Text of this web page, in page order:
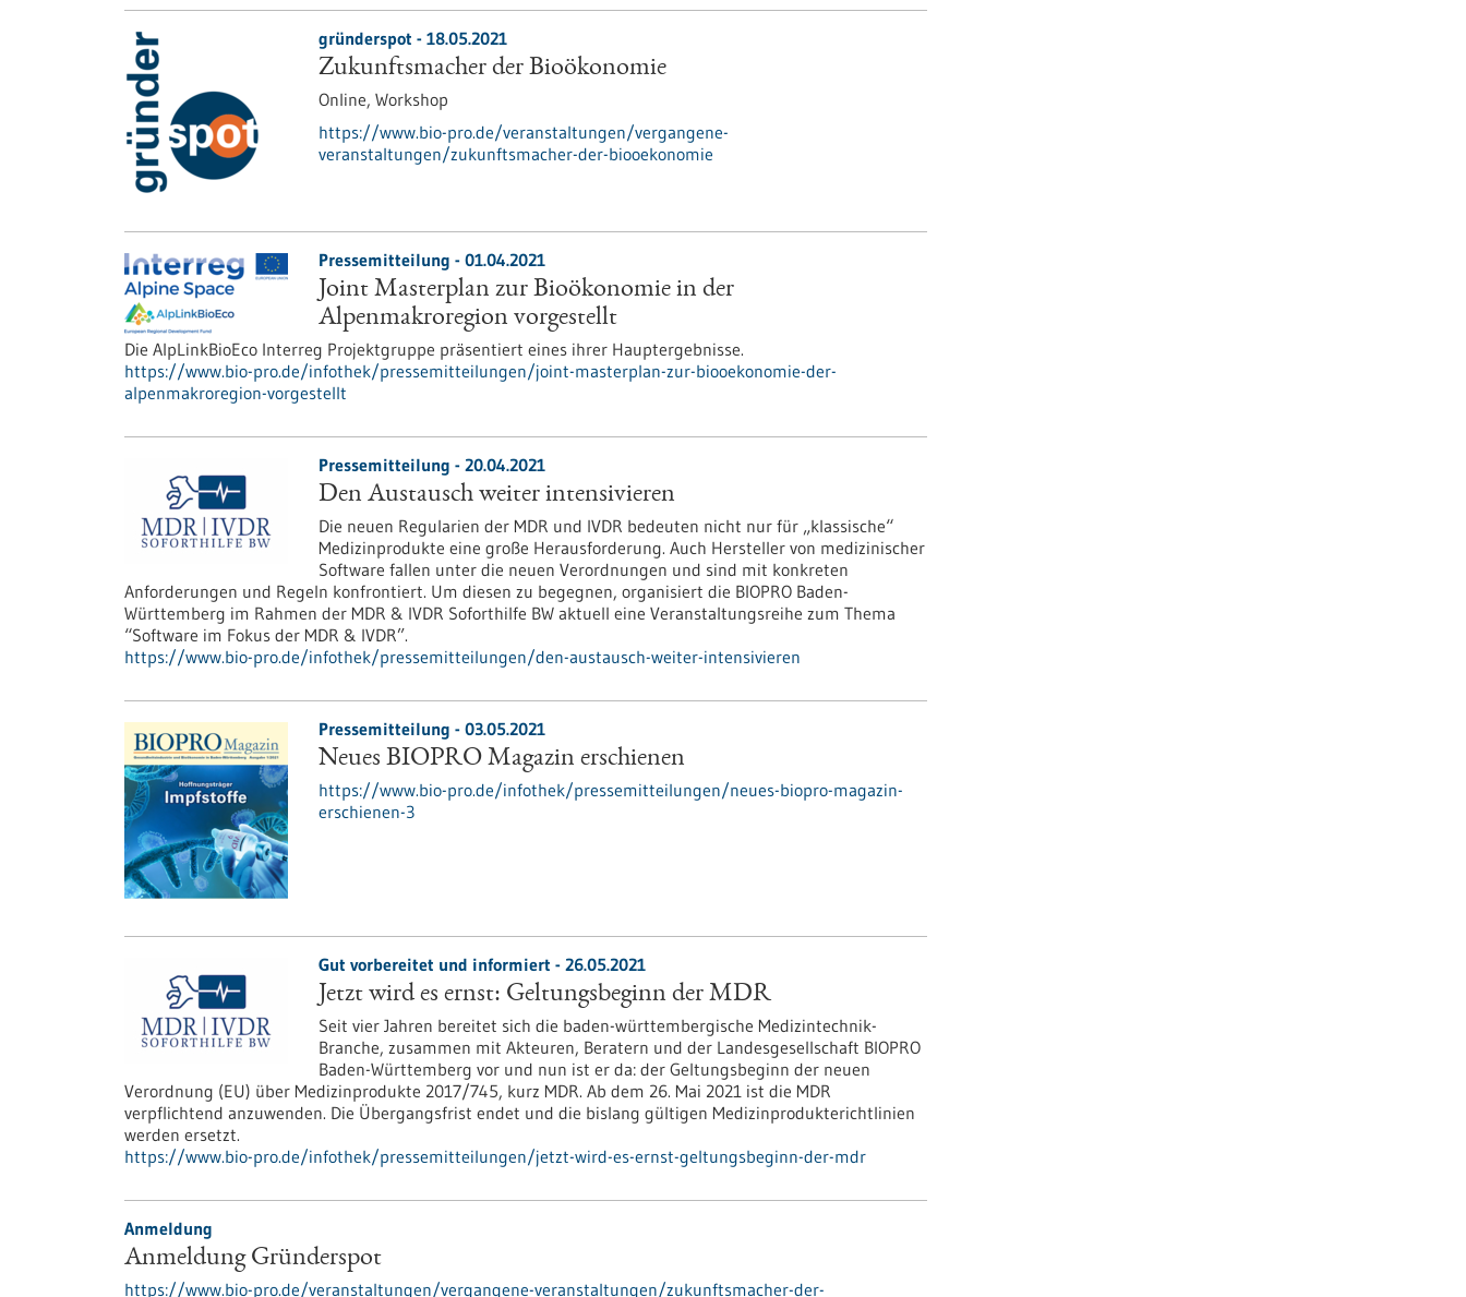
gründerspot - 18.05.2021
Zukunftsmacher der Bioökonomie
Online, Workshop
https://www.bio-pro.de/veranstaltungen/vergangene-
veranstaltungen/zukunftsmacher-der-biooekonomie
Pressemitteilung - 01.04.2021
Joint Masterplan zur Bioökonomie in der
Alpenmakroregion vorgestellt
Die AlpLinkBioEco Interreg Projektgruppe präsentiert eines ihrer Hauptergebnisse.
https://www.bio-pro.de/infothek/pressemitteilungen/joint-masterplan-zur-biooekonomie-der-
alpenmakroregion-vorgestellt
Pressemitteilung - 20.04.2021
Den Austausch weiter intensivieren
Die neuen Regularien der MDR und IVDR bedeuten nicht nur für „klassische“
Medizinprodukte eine große Herausforderung. Auch Hersteller von medizinischer
Software fallen unter die neuen Verordnungen und sind mit konkreten
Anforderungen und Regeln konfrontiert. Um diesen zu begegnen, organisiert die BIOPRO Baden-
Württemberg im Rahmen der MDR & IVDR Soforthilfe BW aktuell eine Veranstaltungsreihe zum Thema
“Software im Fokus der MDR & IVDR”.
https://www.bio-pro.de/infothek/pressemitteilungen/den-austausch-weiter-intensivieren
Pressemitteilung - 03.05.2021
Neues BIOPRO Magazin erschienen
https://www.bio-pro.de/infothek/pressemitteilungen/neues-biopro-magazin-
erschienen-3
Gut vorbereitet und informiert - 26.05.2021
Jetzt wird es ernst: Geltungsbeginn der MDR
Seit vier Jahren bereitet sich die baden-württembergische Medizintechnik-
Branche, zusammen mit Akteuren, Beratern und der Landesgesellschaft BIOPRO
Baden-Württemberg vor und nun ist er da: der Geltungsbeginn der neuen
Verordnung (EU) über Medizinprodukte 2017/745, kurz MDR. Ab dem 26. Mai 2021 ist die MDR
verpflichtend anzuwenden. Die Übergangsfrist endet und die bislang gültigen Medizinprodukterichtlinien
werden ersetzt.
https://www.bio-pro.de/infothek/pressemitteilungen/jetzt-wird-es-ernst-geltungsbeginn-der-mdr
Anmeldung
Anmeldung Gründerspot
https://www.bio-pro.de/veranstaltungen/vergangene-veranstaltungen/zukunftsmacher-der-